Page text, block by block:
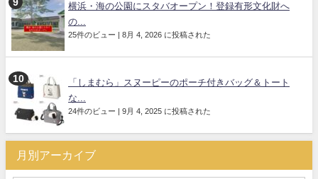
横浜・海の公園にスタバオープン！登録有形文化財へ
の...
25件のビュー | 8月 4, 2026 に投稿された
「しまむら」スヌーピーのポーチ付きバッグ＆トート
な...
24件のビュー | 9月 4, 2025 に投稿された
月別アーカイブ